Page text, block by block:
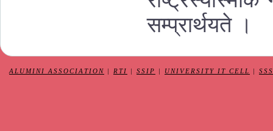
सम्प्रार्थयते ।
ALUMINI ASSOCIATION RTI SSIP UNIVERSITY IT CELL SSS